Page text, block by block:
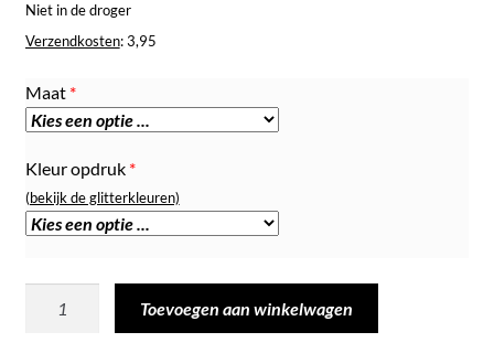
Niet in de droger
Verzendkosten: 3,95
Maat *
Kleur opdruk *
(bekijk de glitterkleuren)
Toevoegen aan winkelwagen